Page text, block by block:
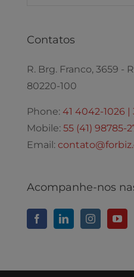
Contatos
R. Brg. Franco, 3659 -
80220-100
Phone: 41 4042-1026
Mobile: 55 (41) 98785-
Email:
Acompanhe-nos